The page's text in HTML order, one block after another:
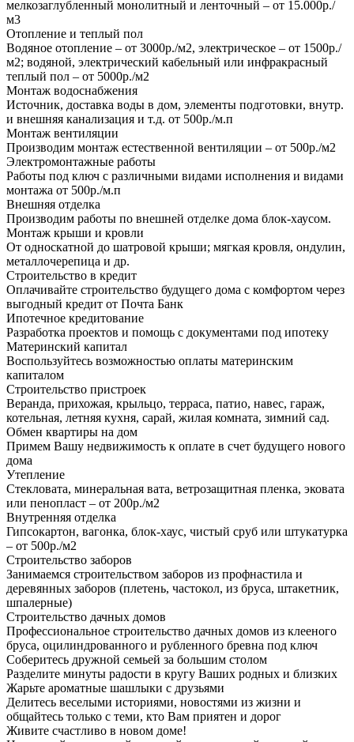
мелкозаглубленный монолитный и ленточный – от 15.000р./
м3
Отопление и теплый пол
Водяное отопление – от 3000р./м2, электрическое – от 1500р./
м2; водяной, электрический кабельный или инфракрасный
теплый пол – от 5000р./м2
Монтаж водоснабжения
Источник, доставка воды в дом, элементы подготовки, внутр.
и внешняя канализация и т.д. от 500р./м.п
Монтаж вентиляции
Производим монтаж естественной вентиляции – от 500р./м2
Электромонтажные работы
Работы под ключ с различными видами исполнения и видами
монтажа от 500р./м.п
Внешняя отделка
Производим работы по внешней отделке дома блок-хаусом.
Монтаж крыши и кровли
От односкатной до шатровой крыши; мягкая кровля, ондулин,
металлочерепица и др.
Строительство в кредит
Оплачивайте строительство будущего дома с комфортом через
выгодный кредит от Почта Банк
Ипотечное кредитование
Разработка проектов и помощь с документами под ипотеку
Материнский капитал
Воспользуйтесь возможностью оплаты материнским
капиталом
Строительство пристроек
Веранда, прихожая, крыльцо, терраса, патио, навес, гараж,
котельная, летняя кухня, сарай, жилая комната, зимний сад.
Обмен квартиры на дом
Примем Вашу недвижимость к оплате в счет будущего нового
дома
Утепление
Стекловата, минеральная вата, ветрозащитная пленка, эковата
или пенопласт – от 200р./м2
Внутренняя отделка
Гипсокартон, вагонка, блок-хаус, чистый сруб или штукатурка
– от 500р./м2
Строительство заборов
Занимаемся строительством заборов из профнастила и
деревянных заборов (плетень, частокол, из бруса, штакетник,
шпалерные)
Строительство дачных домов
Профессиональное строительство дачных домов из клееного
бруса, оцилиндрованного и рубленного бревна под ключ
Соберитесь дружной семьей за большим столом
Разделите минуты радости в кругу Ваших родных и близких
Жарьте ароматные шашлыки с друзьями
Делитесь веселыми историями, новостями из жизни и
общайтесь только с теми, кто Вам приятен и дорог
Живите счастливо в новом доме!